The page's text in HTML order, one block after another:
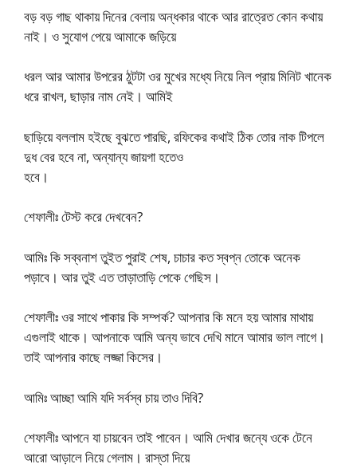
বড় বড় গাছ থাকায় দিনের বেলায় অন্ধকার থাকে আর রাত্রেত কোন কথায়
নাই। ও সুযোগ পেয়ে আমাকে জড়িয়ে
ধরল আর আমার উপরের ঠুটটা ওর মুখের মধ্যে নিয়ে নিল প্রায় মিনিট খানেক
ধরে রাখল, ছাড়ার নাম নেই। আমিই
ছাড়িয়ে বললাম হইছে বুঝতে পারছি, রফিকের কথাই ঠিক তোর নাক টিপলে
দুধ বের হবে না, অন্যান্য জায়গা হতেও
হবে।
শেফালীঃ টেস্ট করে দেখবেন?
আমিঃ কি সব্বনাশ তুইত পুরাই শেষ, চাচার কত স্বপ্ন তোকে অনেক
পড়াবে। আর তুই এত তাড়াতাড়ি পেকে গেছিস।
শেফালীঃ ওর সাথে পাকার কি সম্পর্ক? আপনার কি মনে হয় আমার মাথায়
এগুলাই থাকে। আপনাকে আমি অন্য ভাবে দেখি মানে আমার ভাল লাগে।
তাই আপনার কাছে লজ্জা কিসের।
আমিঃ আচ্ছা আমি যদি সর্বস্ব চায় তাও দিবি?
শেফালীঃ আপনে যা চায়বেন তাই পাবেন। আমি দেখার জন্যে ওকে টেনে
আরো আড়ালে নিয়ে গেলাম। রাস্তা দিয়ে